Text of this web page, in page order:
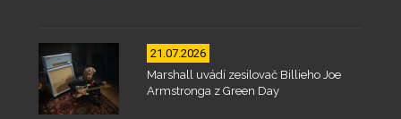
21.07.2026
Marshall uvádí zesilovač Billieho Joe
Armstronga z Green Day